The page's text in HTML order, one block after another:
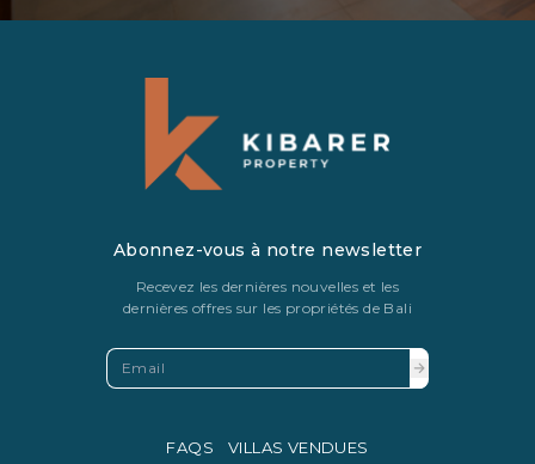
Abonnez-vous à notre newsletter
Recevez les dernières nouvelles et les
dernières offres sur les propriétés de Bali
FAQS VILLAS VENDUES